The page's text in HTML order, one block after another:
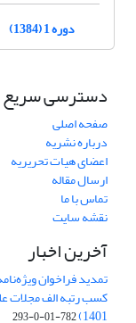
دوره 1 (1384)
دسترسی سریع
صفحه اصلی
درباره نشریه
اعضای هیات تحریریه
ارسال مقاله
تماس با ما
نقشه سایت
آخرین اخبار
تمدید فراخوان
1401)
782-01-0-293